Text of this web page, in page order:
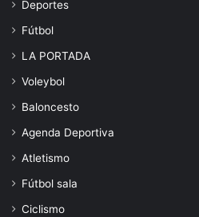
Deportes
Fútbol
LA PORTADA
Voleybol
Baloncesto
Agenda Deportiva
Atletismo
Fútbol sala
Ciclismo